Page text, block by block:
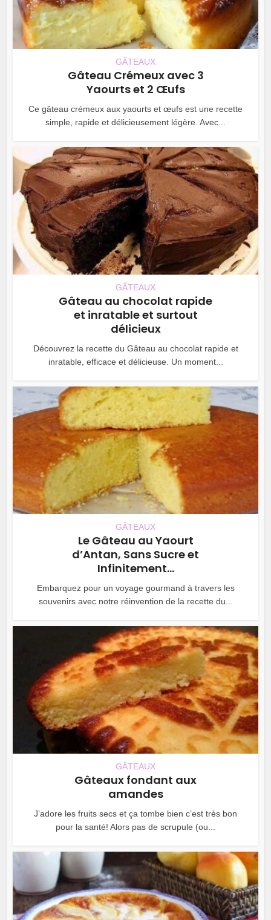
GÂTEAUX
Gâteau Crémeux avec 3
Yaourts et 2 Œufs
Ce gâteau crémeux aux yaourts et œufs est une recette
simple, rapide et délicieusement légère. Avec...
GÂTEAUX
Gâteau au chocolat rapide
et inratable et surtout
délicieux
Découvrez la recette du Gâteau au chocolat rapide et
inratable, efficace et délicieuse. Un moment...
GÂTEAUX
Le Gâteau au Yaourt
d’Antan, Sans Sucre et
Infinitement...
Embarquez pour un voyage gourmand à travers les
souvenirs avec notre réinvention de la recette du...
GÂTEAUX
Gâteaux fondant aux
amandes
J’adore les fruits secs et ça tombe bien c’est très bon
pour la santé! Alors pas de scrupule (ou...